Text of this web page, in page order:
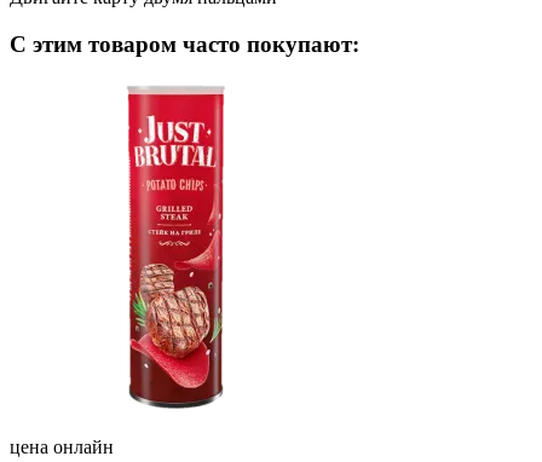
С этим товаром часто покупают:
цена онлайн